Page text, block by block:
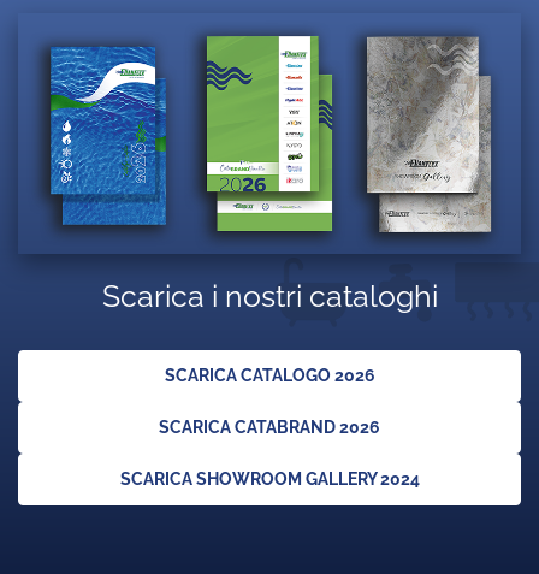
Scarica i nostri cataloghi
SCARICA CATALOGO 2026
SCARICA CATABRAND 2026
SCARICA SHOWROOM GALLERY 2024